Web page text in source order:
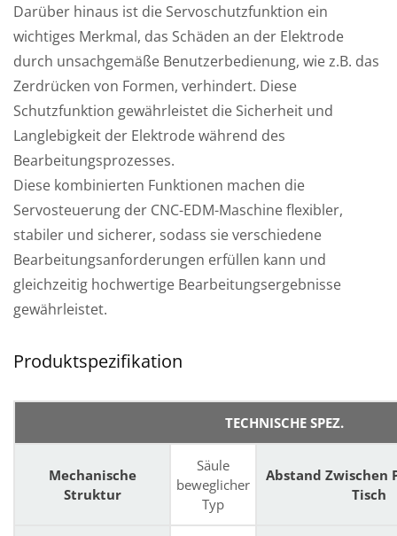
Darüber hinaus ist die Servoschutzfunktion ein
wichtiges Merkmal, das Schäden an der Elektrode
durch unsachgemäße Benutzerbedienung, wie z.B. das
Zerdrücken von Formen, verhindert. Diese
Schutzfunktion gewährleistet die Sicherheit und
Langlebigkeit der Elektrode während des
Bearbeitungsprozesses.
Diese kombinierten Funktionen machen die
Servosteuerung der CNC-EDM-Maschine flexibler,
stabiler und sicherer, sodass sie verschiedene
Bearbeitungsanforderungen erfüllen kann und
gleichzeitig hochwertige Bearbeitungsergebnisse
gewährleistet.
Produktspezifikation
TECHNISCHE SPEZ.
Mechanische
Struktur
Säule
beweglicher
Typ
Abstand Zwischen
Tisch